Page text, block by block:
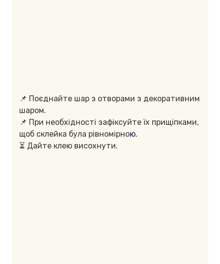
📌 Поєднайте шар з отворами з декоративним
шаром.
📌 При необхідності зафіксуйте їх прищіпками,
щоб склейка була рівномірною.
⏳ Дайте клею висохнути.